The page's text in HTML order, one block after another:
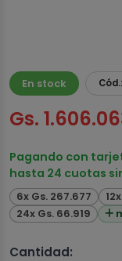
En stock
Gs.
Pagando con
hasta 24 cuotas
6x Gs. 267.677
24x Gs. 66.919
Cantidad: